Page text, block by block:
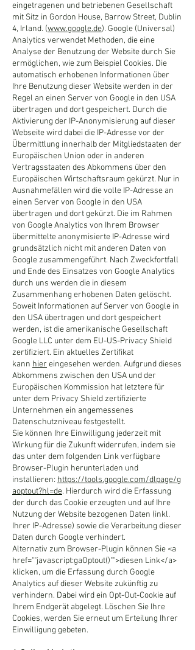
eingetragenen und betriebenen Gesellschaft
mit Sitz in Gordon House, Barrow Street, Dublin
4, Irland. (www.google.de). Google (Universal)
Analytics verwendet Methoden, die eine
Analyse der Benutzung der Website durch Sie
ermöglichen, wie zum Beispiel Cookies. Die
automatisch erhobenen Informationen über
Ihre Benutzung dieser Website werden in der
Regel an einen Server von Google in den USA
übertragen und dort gespeichert. Durch die
Aktivierung der IP-Anonymisierung auf dieser
Webseite wird dabei die IP-Adresse vor der
Übermittlung innerhalb der Mitgliedstaaten der
Europäischen Union oder in anderen
Vertragsstaaten des Abkommens über den
Europäischen Wirtschaftsraum gekürzt. Nur in
Ausnahmefällen wird die volle IP-Adresse an
einen Server von Google in den USA
übertragen und dort gekürzt. Die im Rahmen
von Google Analytics von Ihrem Browser
übermittelte anonymisierte IP-Adresse wird
grundsätzlich nicht mit anderen Daten von
Google zusammengeführt. Nach Zweckfortfall
und Ende des Einsatzes von Google Analytics
durch uns werden die in diesem
Zusammenhang erhobenen Daten gelöscht.
Soweit Informationen auf Server von Google in
den USA übertragen und dort gespeichert
werden, ist die amerikanische Gesellschaft
Google LLC unter dem EU-US-Privacy Shield
zertifiziert. Ein aktuelles Zertifikat
kann hier eingesehen werden. Aufgrund dieses
Abkommens zwischen den USA und der
Europäischen Kommission hat letztere für
unter dem Privacy Shield zertifizierte
Unternehmen ein angemessenes
Datenschutzniveau festgestellt.
Sie können Ihre Einwilligung jederzeit mit
Wirkung für die Zukunft widerrufen, indem sie
das unter dem folgenden Link verfügbare
Browser-Plugin herunterladen und
installieren: https://tools.google.com/dlpage/g
aoptout?hl=de. Hierdurch wird die Erfassung
der durch das Cookie erzeugten und auf Ihre
Nutzung der Website bezogenen Daten (inkl.
Ihrer IP-Adresse) sowie die Verarbeitung dieser
Daten durch Google verhindert.
Alternativ zum Browser-Plugin können Sie <a
href=""javascript:gaOptout()"">diesen Link</a>
klicken, um die Erfassung durch Google
Analytics auf dieser Website zukünftig zu
verhindern. Dabei wird ein Opt-Out-Cookie auf
Ihrem Endgerät abgelegt. Löschen Sie Ihre
Cookies, werden Sie erneut um Erteilung Ihrer
Einwilligung gebeten.